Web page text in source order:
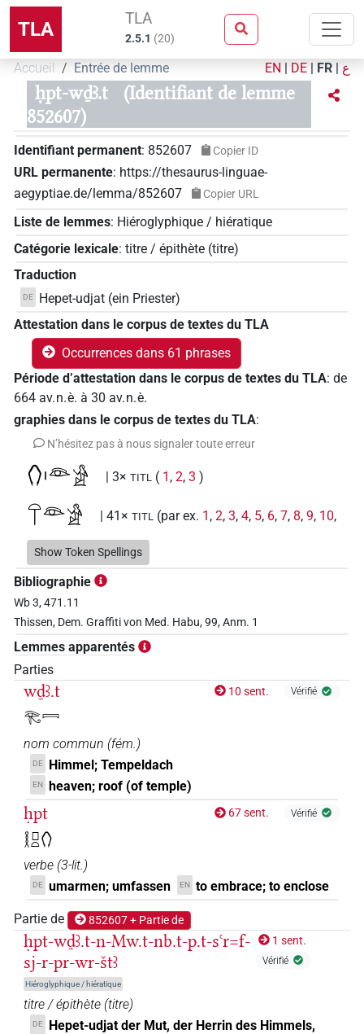
TLA TLA
2.5.1 (20)
Accueil Entrée de lemme EN | DE | FR | ع
ḥpt-wḏꜣ.t
(Identifiant de lemme
852607)
Identifiant permanent: 852607 Copier ID
URL permanente: https://thesaurus-linguae-
aegyptiae.de/lemma/852607
Copier URL
Liste de lemmes: Hiéroglyphique / hiératique
Catégorie lexicale: titre / épithète (titre)
Traduction
DE
Hepet-udjat (ein Priester)
Attestation dans le corpus de textes du TLA
Occurrences dans 61 phrases
Période d’attestation dans le corpus de textes du TLA: de
664 av. n. è. à 30 av. n. è.
graphies dans le corpus de textes du TLA:
N’hésitez pas à nous signaler toute erreur
𓂘𓏤𓁻𓀀 | 3× TITL ( 1 , 2, 3 )
𓋼𓁻𓀀 | 41× TITL (par ex. 1 , 2, 3, 4, 5, 6, 7, 8, 9, 10,
11)
D190 | 2× TITL
D190 var | 1× TITL (1)
D199 𓁻𓀀 | 2×
D374 ,4 ,5,6,7, ,10, 11
𓏏 | 1× TITL
Show Token Spellings
Bibliographie
Wb 3, 471.11
Thissen, Dem. Graffiti von Med. Habu, 99, Anm. 1
Lemmes apparentés
Parties
wḏꜣ.t
𓂀𓇯
10 sent. Vérifié
nom commun (fém.)
DE Himmel; Tempeldach
EN heaven; roof (of temple)
ḥpt
𓎛𓊪𓏏𓂘
67 sent. Vérifié
verbe (3-lit.)
DE umarmen; umfassen EN to embrace; to enclose
Partie de 852607 + Partie de
ḥpt-wḏꜣ.t-n-Mw.t-nb.t-p.t-sꜥr=f-
sj-r-pr-wr-štꜣ
Hiéroglyphique / hiératique
1 sent.
Vérifié
titre / épithète (titre)
DE
Hepet-udjat der Mut, der Herrin des Himmels,